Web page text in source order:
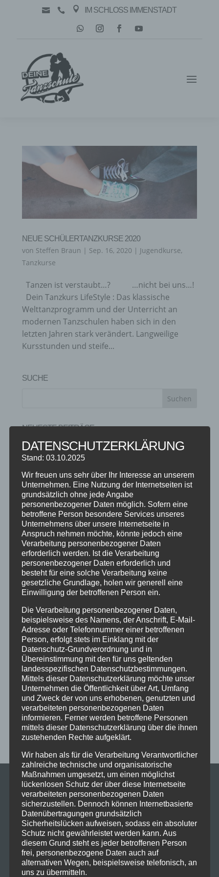
   IM SCHLOSS IMMENSTADT
NEUE SCHÜLERTANZKURSE 2020
von Steffen Braun | Sep. 16, 2020 | Jugendkurse,
Tanzkurse
Tanzen ist verstaubt…? …nicht bei uns…!
Dein Tanzkurs LifeStyle : Das klassische
Welttanzprogramm und der Unterricht an
modernen Tanzschulen haben sich in den
letzten Jahren stark verändert. Langweilige
Kursstunden und steife...
SUCHE
NEUESTE BEITRÄGE
SCHNUPPERTAG 2026
Abschlussball 2026
WEIHNACHTSFERIEN
KATEGORIEN
Kategorien
SCHLAGWÖRTER
2023 2024 Allgäu Anfängerkurs
Boogie
Charity
cool Corona Coronavirus
Dance
dancing
Deine Tanzschule Einsteigerkurs
Ferien
Ferienprogramm Fitness
Fitnessprogramm
Fortgeschrittene
Gesellschaftstanz
Immenstadt
im Schloss
Jive Jugendliche online
Schaut hin!
Schloss Immenstadt
Silvester
Sommerferien
Streetdance tanzen
Tanzen lernen
Tanzkurs
Tanzpause Tanzschule
Tanzschulfamilie
Training
Weihnachten Workout
Workshop
Workshop tanzen
Zumba Zumba Kurs Übungsabend
DATENSCHUTZERKLÄRUNG
Stand: 03.10.2025
Wir freuen uns sehr über Ihr Interesse an unserem
Unternehmen. Eine Nutzung der Internetseiten ist
grundsätzlich ohne jede Angabe
personenbezogener Daten möglich. Sofern eine
betroffene Person besondere Services unseres
Unternehmens über unsere Internetseite in
Anspruch nehmen möchte, könnte jedoch eine
Verarbeitung personenbezogener Daten
erforderlich werden. Ist die Verarbeitung
personenbezogener Daten erforderlich und
besteht für eine solche Verarbeitung keine
gesetzliche Grundlage, holen wir generell eine
Einwilligung der betroffenen Person ein.
Die Verarbeitung personenbezogener Daten,
beispielsweise des Namens, der Anschrift, E-Mail-
Adresse oder Telefonnummer einer betroffenen
Person, erfolgt stets im Einklang mit der
Datenschutz-Grundverordnung und in
Übereinstimmung mit den für uns geltenden
landesspezifischen Datenschutzbestimmungen.
Mittels dieser Datenschutzerklärung möchte unser
Unternehmen die Öffentlichkeit über Art, Umfang
und Zweck der von uns erhobenen, genutzten und
verarbeiteten personenbezogenen Daten
informieren. Ferner werden betroffene Personen
mittels dieser Datenschutzerklärung über die ihnen
zustehenden Rechte aufgeklärt.
Wir haben als für die Verarbeitung Verantwortlicher
zahlreiche technische und organisatorische
Maßnahmen umgesetzt, um einen möglichst
lückenlosen Schutz der über diese Internetseite
verarbeiteten personenbezogenen Daten
sicherzustellen. Dennoch können Internetbasierte
Datenübertragungen grundsätzlich
Sicherheitslücken aufweisen, sodass ein absoluter
Schutz nicht gewährleistet werden kann. Aus
diesem Grund steht es jeder betroffenen Person
frei, personenbezogene Daten auch auf
alternativen Wegen, beispielsweise telefonisch, an
uns zu übermitteln.